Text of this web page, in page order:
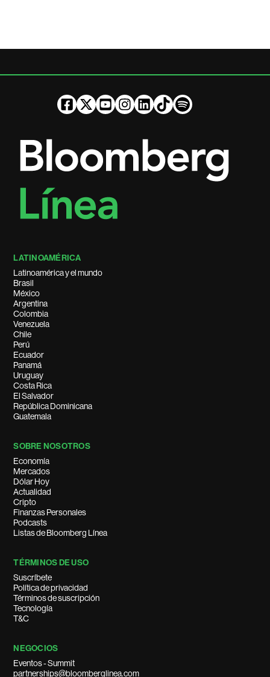
LATINOAMÉRICA
Latinoamérica y el mundo
Brasil
México
Argentina
Colombia
Venezuela
Chile
Perú
Ecuador
Panamá
Uruguay
Costa Rica
El Salvador
República Dominicana
Guatemala
SOBRE NOSOTROS
Economía
Mercados
Dólar Hoy
Actualidad
Cripto
Finanzas Personales
Podcasts
Listas de Bloomberg Línea
TÉRMINOS DE USO
Suscríbete
Política de privacidad
Términos de suscripción
Tecnología
T&C
NEGOCIOS
Eventos - Summit
partnerships@bloomberglinea.com